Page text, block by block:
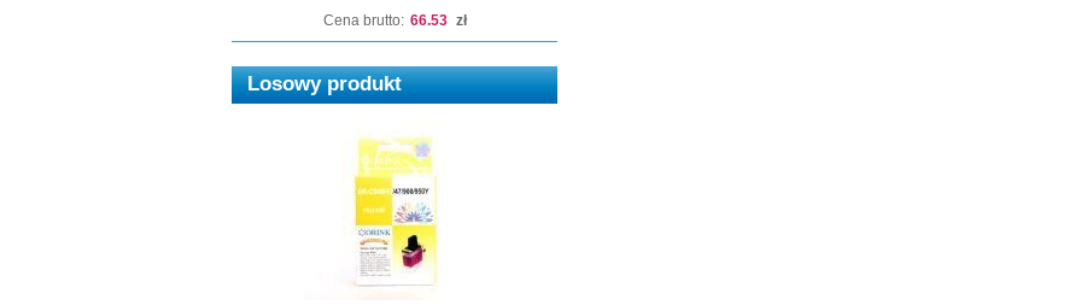
Cena brutto: 66.53 zł
Losowy produkt